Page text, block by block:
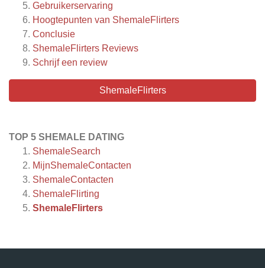
Gebruikerservaring
Hoogtepunten van ShemaleFlirters
Conclusie
ShemaleFlirters Reviews
Schrijf een review
ShemaleFlirters
TOP 5 SHEMALE DATING
ShemaleSearch
MijnShemaleContacten
ShemaleContacten
ShemaleFlirting
ShemaleFlirters